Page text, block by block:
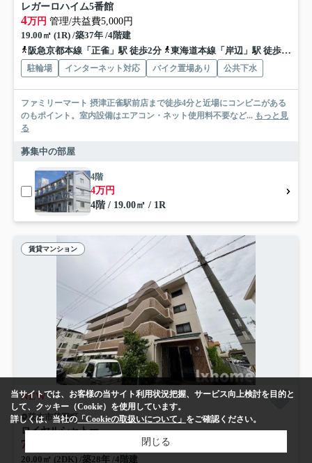
レガーロハイム5番館
4万円 管理/共益費5,000円
19.00㎡ (1R) /築37年 /4階建
阪急京都本線「正雀」駅 徒歩2分
東海道本線「岸辺」駅 徒歩5分
駐輪場 インターネット対応 バイク置場あり 公共下水
ファミリーマート 摂津正雀駅前店まで徒歩4分と近場にコンビニがある
のもポイント。室内設備はエアコン・ネット使用料不要など... もっと見
る
募集中の部屋
4階
4万円
4階 / 19.00㎡ / 1R
賃貸マンション
NEW
茨木市若園町
ロイヤルシャトー
7
20.00㎡ (2DK) /築28年 /4階建
当サイトでは、お客様の当サイト利用状況把握、サービス向上検討を目的と
して、クッキー（Cookie）を使用しています。
詳しくは、当社の 「Cookieの取扱いについて」 をご確認ください。
閉じる